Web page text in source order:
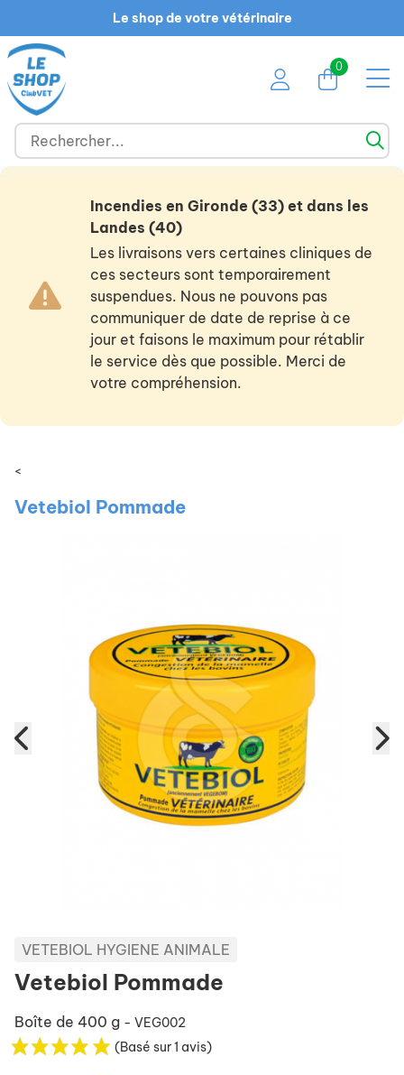
Le shop de votre vétérinaire
0
Incendies en Gironde (33) et dans les
Landes (40)
Les livraisons vers certaines cliniques de
ces secteurs sont temporairement
suspendues. Nous ne pouvons pas
communiquer de date de reprise à ce
jour et faisons le maximum pour rétablir
le service dès que possible. Merci de
votre compréhension.
<
Vetebiol Pommade
VETEBIOL HYGIENE ANIMALE
Vetebiol Pommade
Boîte de 400 g - VEG002
(Basé sur 1 avis)